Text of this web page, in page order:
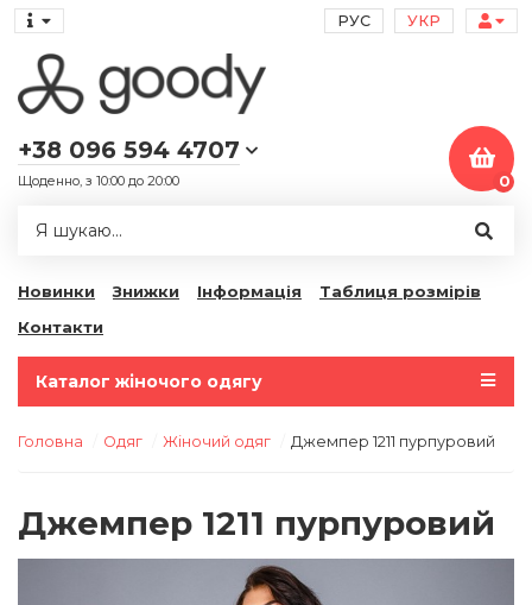
РУС УКР
+38 096 594 4707
Щоденно, з 10:00 до 20:00 0
Новинки Знижки Інформація
Таблиця розмірів
Контакти
Каталог жіночого одягу
Головна Одяг Жіночий одяг Джемпер 1211 пурпуровий
Джемпер 1211 пурпуровий